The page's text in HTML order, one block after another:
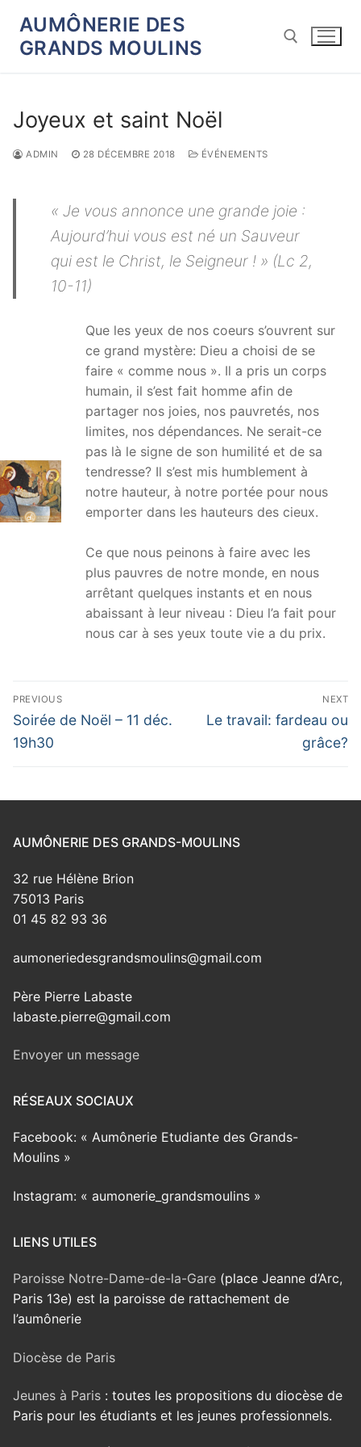
contenu
AUMÔNERIE DES
GRANDS MOULINS
Joyeux et saint Noël
ADMIN 28 DÉCEMBRE 2018 ÉVÉNEMENTS
« Je vous annonce une grande joie :
Aujourd’hui vous est né un Sauveur
qui est le Christ, le Seigneur ! » (Lc 2,
10-11)
Que les yeux de nos coeurs s’ouvrent sur
ce grand mystère: Dieu a choisi de se
faire « comme nous ». Il a pris un corps
humain, il s’est fait homme afin de
partager nos joies, nos pauvretés, nos
limites, nos dépendances. Ne serait-ce
pas là le signe de son humilité et de sa
tendresse? Il s’est mis humblement à
notre hauteur, à notre portée pour nous
emporter dans les hauteurs des cieux.
Ce que nous peinons à faire avec les
plus pauvres de notre monde, en nous
arrêtant quelques instants et en nous
abaissant à leur niveau : Dieu l’a fait pour
nous car à ses yeux toute vie a du prix.
Navigation
de
l’article
PREVIOUS
Previous
post:
Soirée de Noël – 11 déc.
19h30
NEXT
Next
Le travail: fardeau ou
grâce?
AUMÔNERIE DES GRANDS-MOULINS
32 rue Hélène Brion
75013 Paris
01 45 82 93 36
aumoneriedesgrandsmoulins@gmail.com
Père Pierre Labaste
labaste.pierre@gmail.com
Envoyer un message
RÉSEAUX SOCIAUX
Facebook: « Aumônerie Etudiante des Grands-
Moulins »
Instagram: « aumonerie_grandsmoulins »
LIENS UTILES
Paroisse Notre-Dame-de-la-Gare (place Jeanne d’Arc,
Paris 13e) est la paroisse de rattachement de
l’aumônerie
Diocèse de Paris
Jeunes à Paris : toutes les propositions du diocèse de
Paris pour les étudiants et les jeunes professionnels.